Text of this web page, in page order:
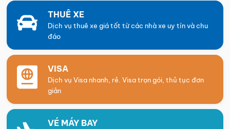
THUÊ XE
Dịch vụ thuê xe giá tốt từ các nhà xe uy tín và chu
đáo
VISA
Dịch vụ Visa nhanh, rẻ. Visa trọn gói, thủ tục đơn
giản
VÉ MÁY BAY